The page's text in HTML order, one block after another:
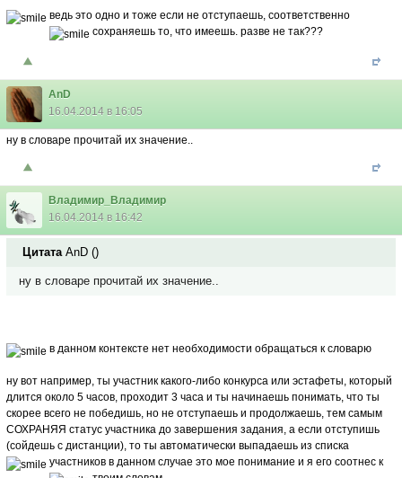
ведь это одно и тоже если не отступаешь, соответственно
сохраняешь то, что имеешь. разве не так???
AnD
16.04.2014 в 16:05
ну в словаре прочитай их значение..
Владимир_Владимир
16.04.2014 в 16:42
Цитата AnD ()
ну в словаре прочитай их значение..
в данном контексте нет необходимости обращаться к словарю
ну вот например, ты участник какого-либо конкурса или эстафеты, который
длится около 5 часов, проходит 3 часа и ты начинаешь понимать, что ты
скорее всего не победишь, но не отступаешь и продолжаешь, тем самым
СОХРАНЯЯ статус участника до завершения задания, а если отступишь
(сойдешь с дистанции), то ты автоматически выпадаешь из списка
участников в данном случае это мое понимание и я его соотнес к